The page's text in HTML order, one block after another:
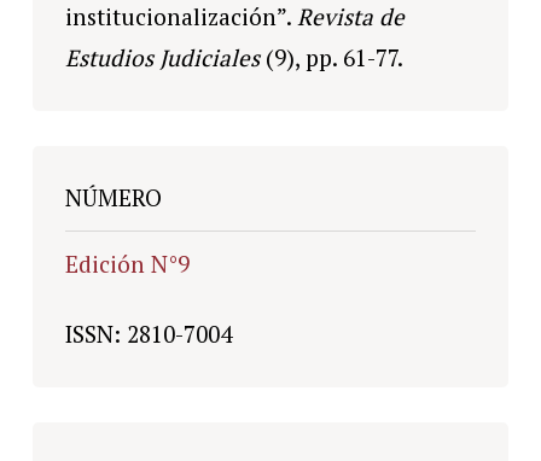
institucionalización”. Revista de
Estudios Judiciales(9), pp. 61-77.
NÚMERO
Edición N°9
ISSN: 2810-7004